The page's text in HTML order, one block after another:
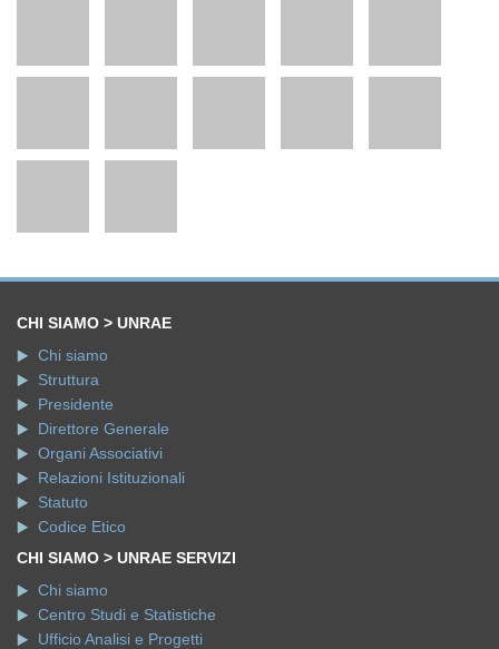
CHI SIAMO > UNRAE
Chi siamo
Struttura
Presidente
Direttore Generale
Organi Associativi
Relazioni Istituzionali
Statuto
Codice Etico
CHI SIAMO > UNRAE SERVIZI
Chi siamo
Centro Studi e Statistiche
Ufficio Analisi e Progetti